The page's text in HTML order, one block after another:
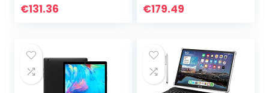
Grau
€131.36
Lautsprecher, 32
€179.49